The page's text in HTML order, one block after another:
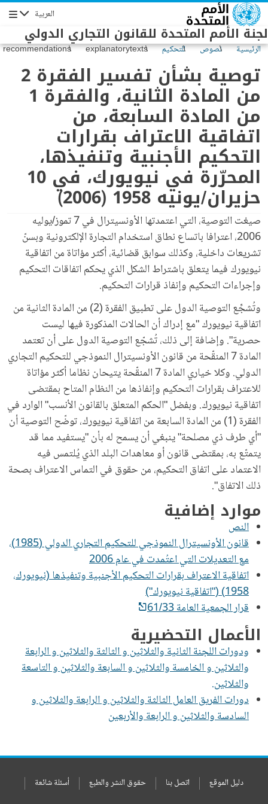
Skip to main content العربية
لجنة الأمم المتحدة للقانون التجاري الدولي
الرئيسية
نصوص
للتحكيم
التجاري
الدولي
explanatorytexts
recommendations
توصية بشأن تفسير الفقرة 2
من المادة الثانية، والفقرة 1
من المادة السابعة، من
اتفاقية الاعتراف بقرارات
التحكيم الأجنبية وتنفيذها،
المحرّرة في نيويورك، في 10
حزيران/يونيه 1958 (2006)
صيغت التوصية، التي اعتمدتها الأونسيترال في 7 تموز/يوليه
2006، اعترافا باتساع نطاق استخدام التجارة الإلكترونية وبسنّ
تشريعات داخلية، وكذلك سوابق قضائية، أكثر مؤاتاة من اتفاقية
نيويورك فيما يتعلق باشتراط الشكل الذي يحكم اتفاقات التحكيم
وإجراءات التحكيم وإنفاذ قرارات التحكيم.
وتُشجِّع التوصية الدول على تطبيق الفقرة (2) من المادة الثانية من
اتفاقية نيويورك "مع إدراك أن الحالات المذكورة فيها ليست
حصرية". وإضافة إلى ذلك، تُشجّع التوصية الدول على أن تعتمد
المادة 7 المنقّحة من قانون الأونسيترال النموذجي للتحكيم التجاري
الدولي. وكلا خياري المادة 7 المنقّحة يتيحان نظاما أكثر مؤاتاة
للاعتراف بقرارات التحكيم وإنفاذها من النظام المتاح بمقتضى
اتفاقية نيويورك. وبفضل "الحكم المتعلق بالقانون الأنسب" الوارد في
الفقرة (1) من المادة السابعة من اتفاقية نيويورك، توضّح التوصية أن
"أي طرف ذي مصلحة" ينبغي أن يسمح له بأن "يستفيد مما قد
يتمتّع به، بمقتضى قانون أو معاهدات البلد الذي يُلتمس فيه
الاعتماد على اتفاق التحكيم، من حقوق في التماس الاعتراف بصحة
ذلك الاتفاق".
موارد إضافية
النص
قانون الأونسيترال النموذجي للتحكيم التجاري الدولي (1985)،
مع التعديلات التي اعتُمدت في عام 2006
اتفاقية الاعتراف بقرارات التحكيم الأجنبية وتنفيذها (نيويورك،
1958) ("اتفاقية نيويورك")
قرار الجمعية العامة 61/33
الأعمال التحضيرية
ودورات اللجنة الثانية والثلاثين و الثالثة والثلاثين و الرابعة
والثلاثين و الخامسة والثلاثين و السابعة والثلاثين و التاسعة
والثلاثين.
دورات الفريق العامل الثالثة والثلاثين و الرابعة والثلاثين و
السادسة والثلاثين و الرابعة والأربعين
دليل الموقع اتصل بنا حقوق النشر والطبع أسئلة شائعة